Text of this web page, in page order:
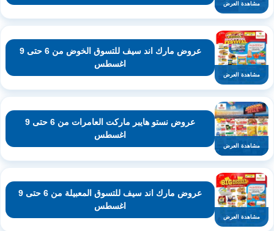
مشاهدة العرض
مشاهدة العرض
عروض مارك اند سيف للتسوق الخوض من 6 حتى 9
اغسطس
مشاهدة العرض
عروض نستو هايبر ماركت العامرات من 6 حتى 9
اغسطس
مشاهدة العرض
عروض مارك اند سيف للتسوق المعبيلة من 6 حتى 9
اغسطس